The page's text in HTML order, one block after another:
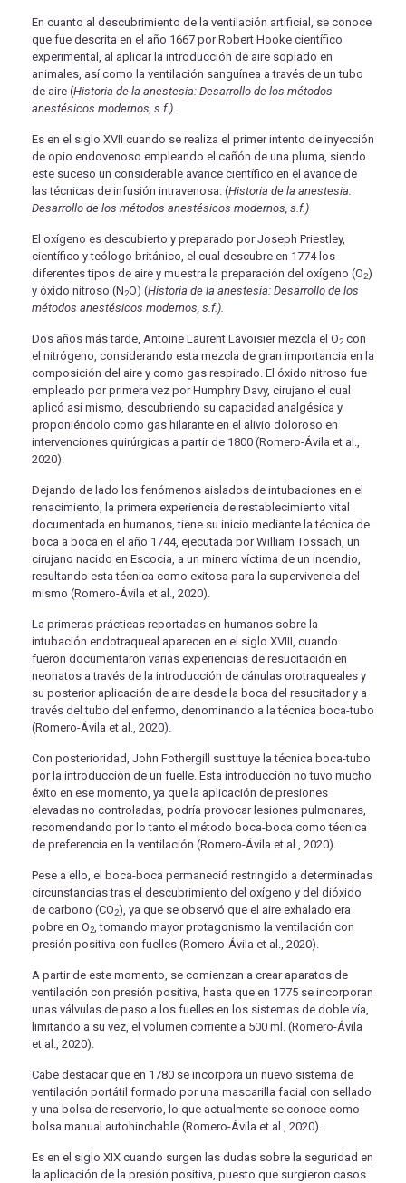
En cuanto al descubrimiento de la ventilación artificial, se conoce
que fue descrita en el año 1667 por Robert Hooke científico
experimental, al aplicar la introducción de aire soplado en
animales, así como la ventilación sanguínea a través de un tubo
de aire (Historia de la anestesia: Desarrollo de los métodos
anestésicos modernos, s.f.).
Es en el siglo XVII cuando se realiza el primer intento de inyección
de opio endovenoso empleando el cañón de una pluma, siendo
este suceso un considerable avance científico en el avance de
las técnicas de infusión intravenosa. (Historia de la anestesia:
Desarrollo de los métodos anestésicos modernos, s.f.)
El oxígeno es descubierto y preparado por Joseph Priestley,
científico y teólogo británico, el cual descubre en 1774 los
diferentes tipos de aire y muestra la preparación del oxígeno (O2)
y óxido nitroso (N2O) (Historia de la anestesia: Desarrollo de los
métodos anestésicos modernos, s.f.).
Dos años más tarde, Antoine Laurent Lavoisier mezcla el O2 con
el nitrógeno, considerando esta mezcla de gran importancia en la
composición del aire y como gas respirado. El óxido nitroso fue
empleado por primera vez por Humphry Davy, cirujano el cual
aplicó así mismo, descubriendo su capacidad analgésica y
proponiéndolo como gas hilarante en el alivio doloroso en
intervenciones quirúrgicas a partir de 1800 (Romero-Ávila et al.,
2020).
Dejando de lado los fenómenos aislados de intubaciones en el
renacimiento, la primera experiencia de restablecimiento vital
documentada en humanos, tiene su inicio mediante la técnica de
boca a boca en el año 1744, ejecutada por William Tossach, un
cirujano nacido en Escocia, a un minero víctima de un incendio,
resultando esta técnica como exitosa para la supervivencia del
mismo (Romero-Ávila et al., 2020).
La primeras prácticas reportadas en humanos sobre la
intubación endotraqueal aparecen en el siglo XVIII, cuando
fueron documentaron varias experiencias de resucitación en
neonatos a través de la introducción de cánulas orotraqueales y
su posterior aplicación de aire desde la boca del resucitador y a
través del tubo del enfermo, denominando a la técnica boca-tubo
(Romero-Ávila et al., 2020).
Con posterioridad, John Fothergill sustituye la técnica boca-tubo
por la introducción de un fuelle. Esta introducción no tuvo mucho
éxito en ese momento, ya que la aplicación de presiones
elevadas no controladas, podría provocar lesiones pulmonares,
recomendando por lo tanto el método boca-boca como técnica
de preferencia en la ventilación (Romero-Ávila et al., 2020).
Pese a ello, el boca-boca permaneció restringido a determinadas
circunstancias tras el descubrimiento del oxígeno y del dióxido
de carbono (CO2), ya que se observó que el aire exhalado era
pobre en O2 , tomando mayor protagonismo la ventilación con
presión positiva con fuelles (Romero-Ávila et al., 2020).
A partir de este momento, se comienzan a crear aparatos de
ventilación con presión positiva, hasta que en 1775 se incorporan
unas válvulas de paso a los fuelles en los sistemas de doble vía,
limitando a su vez, el volumen corriente a 500 ml. (Romero-Ávila
et al., 2020).
Cabe destacar que en 1780 se incorpora un nuevo sistema de
ventilación portátil formado por una mascarilla facial con sellado
y una bolsa de reservorio, lo que actualmente se conoce como
bolsa manual autohinchable (Romero-Ávila et al., 2020).
Es en el siglo XIX cuando surgen las dudas sobre la seguridad en
la aplicación de la presión positiva, puesto que surgieron casos